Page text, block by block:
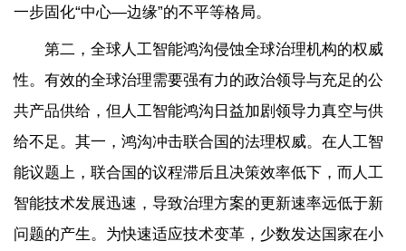
一步固化“中心—边缘”的不平等格局。
第二，全球人工智能鸿沟侵蚀全球治理机构的权威
性。有效的全球治理需要强有力的政治领导与充足的公
共产品供给，但人工智能鸿沟日益加剧领导力真空与供
给不足。其一，鸿沟冲击联合国的法理权威。在人工智
能议题上，联合国的议程滞后且决策效率低下，而人工
智能技术发展迅速，导致治理方案的更新速率远低于新
问题的产生。为快速适应技术变革，少数发达国家在小